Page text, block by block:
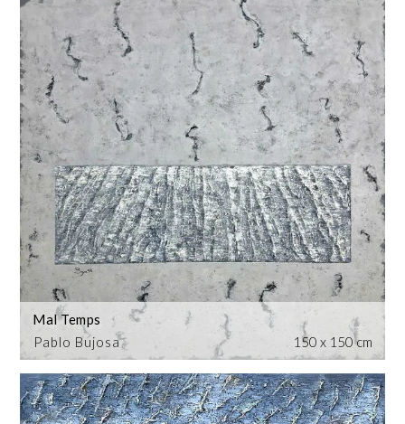
Pablo Bujosa
Mal Temps
150 x 150 cm